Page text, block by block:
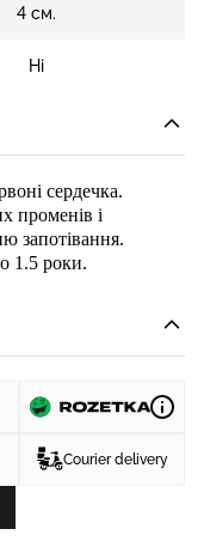
4 см.
Ні
сердечка.
променів і
запотівання.
1.5 роки.
Courier delivery